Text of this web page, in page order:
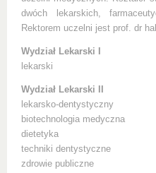
dwóch lekarskich,
Rektorem uczelni jest prof. dr
Wydział Lekarski I
lekarski
Wydział Lekarski II
lekarsko-dentystyczny
biotechnologia medyczna
dietetyka
techniki dentystyczne
zdrowie publiczne